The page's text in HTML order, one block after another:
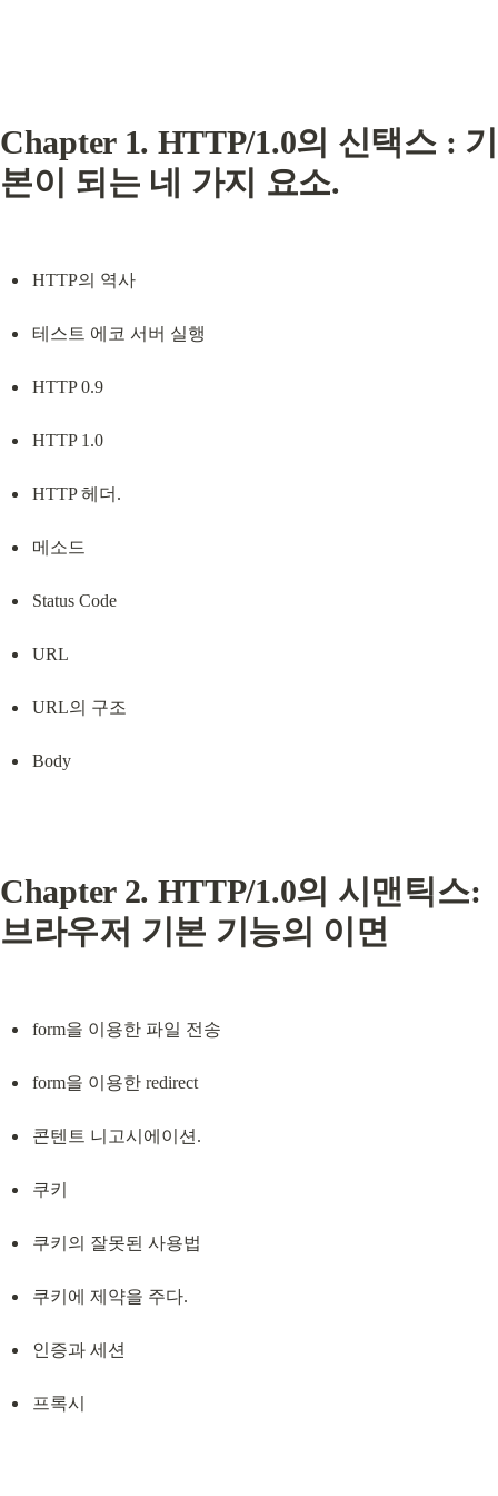
Chapter 1. HTTP/1.0의 신택스 : 기
본이 되는 네 가지 요소.
HTTP의 역사
테스트 에코 서버 실행
HTTP 0.9
HTTP 1.0
HTTP 헤더.
메소드
Status Code
URL
URL의 구조
Body
Chapter 2. HTTP/1.0의 시맨틱스:
브라우저 기본 기능의 이면
form을 이용한 파일 전송
form을 이용한 redirect
콘텐트 니고시에이션.
쿠키
쿠키의 잘못된 사용법
쿠키에 제약을 주다.
인증과 세션
프록시